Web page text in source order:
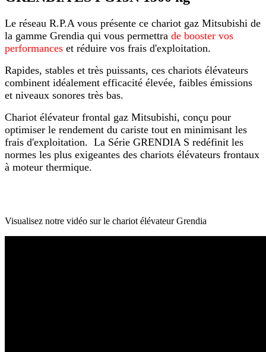
Le réseau R.P.A vous présente ce chariot gaz Mitsubishi de
la gamme Grendia qui vous permettra de booster vos
performances et réduire vos frais d'exploitation.
Rapides, stables et très puissants, ces chariots élévateurs
combinent idéalement efficacité élevée, faibles émissions
et niveaux sonores très bas.
Chariot élévateur frontal gaz Mitsubishi, conçu pour
optimiser le rendement du cariste tout en minimisant les
frais d'exploitation. La Série GRENDIA S redéfinit les
normes les plus exigeantes des chariots élévateurs frontaux
à moteur thermique.
Visualisez notre vidéo sur le chariot élévateur Grendia